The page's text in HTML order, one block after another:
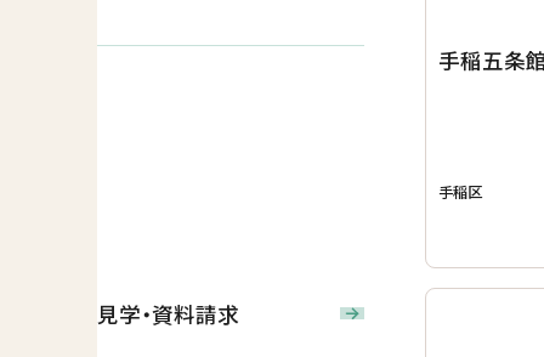
見学・資料請求
手稲五条
手稲区